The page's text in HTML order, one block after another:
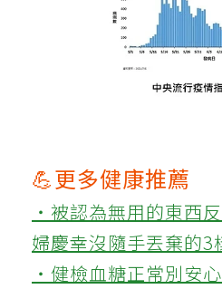
💪更多健康推薦
‧被認為無用的東西
婦慶幸沒隨手丟棄的3
‧健檢血糖正常別安